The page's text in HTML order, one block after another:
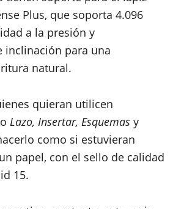
Plus, que soporta 4.096
a la presión y
inclinación para una
natural.
quieran utilicen
Lazo, Insertar, Esquemas y
como si estuvieran
papel, con el sello de calidad
15.